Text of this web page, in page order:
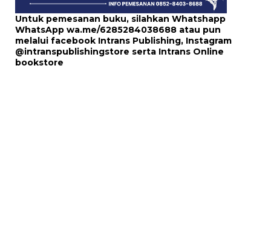
Untuk pemesanan buku, silahkan Whatshapp
WhatsApp wa.me/6285284038688 atau pun
melalui facebook Intrans Publishing, Instagram
@intranspublishingstore serta Intrans Online
bookstore